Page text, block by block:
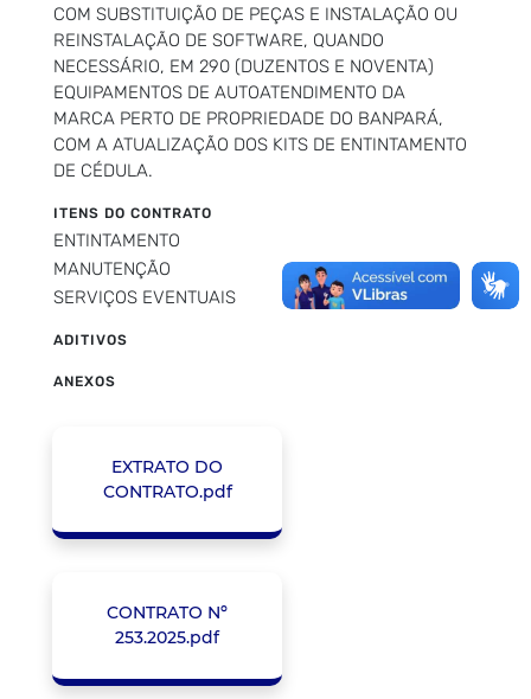
COM SUBSTITUIÇÃO DE PEÇAS E INSTALAÇÃO OU
REINSTALAÇÃO DE SOFTWARE, QUANDO
NECESSÁRIO, EM 290 (DUZENTOS E NOVENTA)
EQUIPAMENTOS DE AUTOATENDIMENTO DA
MARCA PERTO DE PROPRIEDADE DO BANPARÁ,
COM A ATUALIZAÇÃO DOS KITS DE ENTINTAMENTO
DE CÉDULA.
ITENS DO CONTRATO
ENTINTAMENTO
MANUTENÇÃO
SERVIÇOS EVENTUAIS
ADITIVOS
ANEXOS
EXTRATO DO
CONTRATO.pdf
CONTRATO Nº
253.2025.pdf